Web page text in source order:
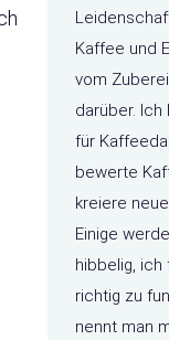
Kaffee und
vom
darüber.
für
bewerte
kreiere
Einige
hibbelig, ich
richtig zu
nennt man